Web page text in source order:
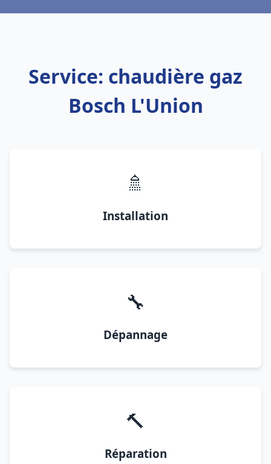
Service: chaudière gaz
Bosch L'Union
🚿
Installation
🔧
Dépannage
🔨
Réparation